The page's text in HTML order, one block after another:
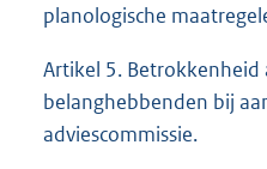
planologische
Artikel 5. Betrokkenheid
belanghebbenden bij
adviescommissie.